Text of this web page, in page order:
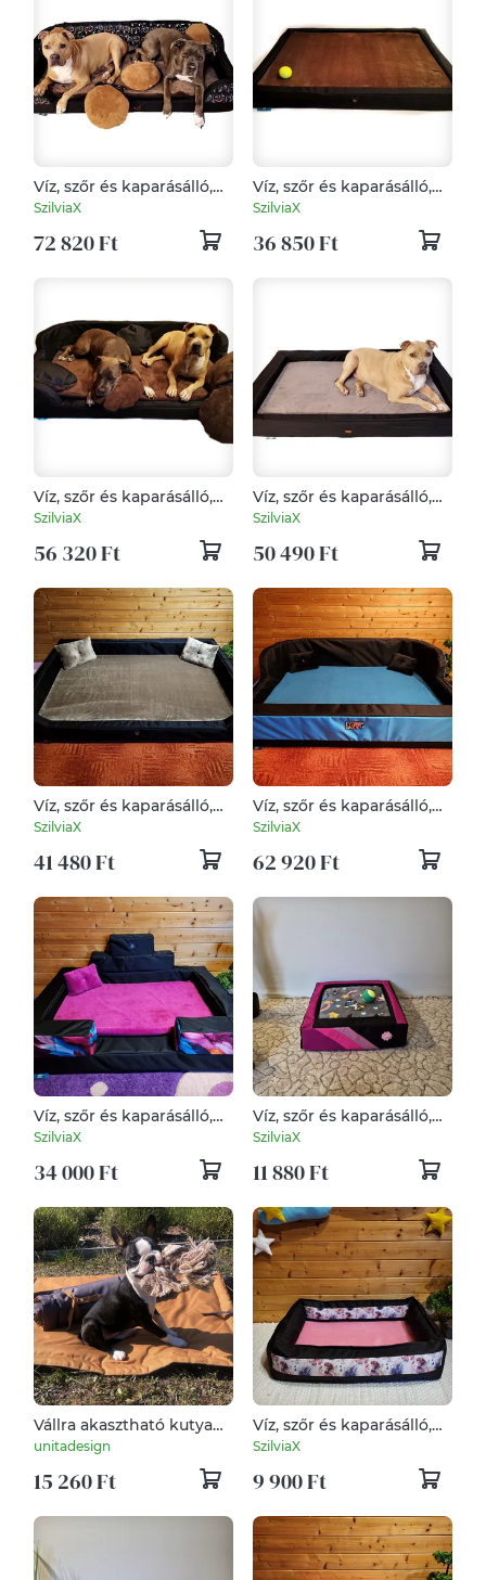
Víz, szőr és kaparásálló,
lehúzható és mosható
SzilviaX
72 820 Ft
Víz, szőr és kaparásálló,
lehúzható és mosható
SzilviaX
36 850 Ft
Víz, szőr és kaparásálló,
lehúzható és mosható
SzilviaX
56 320 Ft
Víz, szőr és kaparásálló,
lehúzható és mosható
SzilviaX
50 490 Ft
Víz, szőr és kaparásálló,
lehúzható és mosható
SzilviaX
41 480 Ft
Víz, szőr és kaparásálló,
lehúzható és mosható
SzilviaX
62 920 Ft
Víz, szőr és kaparásálló,
lehúzható és mosható
SzilviaX
34 000 Ft
Víz, szőr és kaparásálló,
lehúzható és mosható
SzilviaX
11 880 Ft
Vállra akasztható kutya
pokróc (M méret) (arany-
unitadesign
15 260 Ft
Víz, szőr és kaparásálló,
lehúzható és mosható
SzilviaX
9 900 Ft